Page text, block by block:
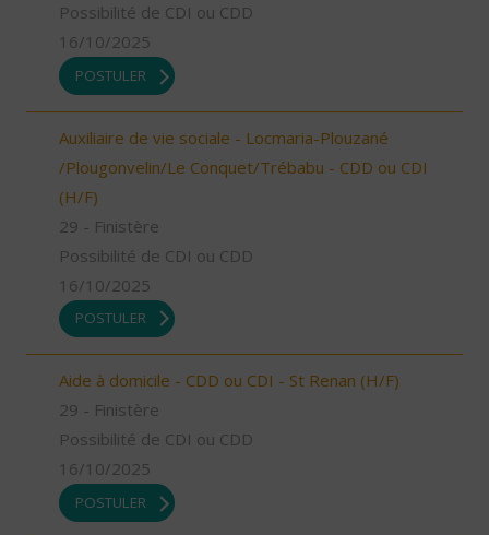
Possibilité de CDI ou CDD
16/10/2025
POSTULER
Auxiliaire de vie sociale - Locmaria-Plouzané
/Plougonvelin/Le Conquet/Trébabu - CDD ou CDI
(H/F)
29 - Finistère
Possibilité de CDI ou CDD
16/10/2025
POSTULER
Aide à domicile - CDD ou CDI - St Renan (H/F)
29 - Finistère
Possibilité de CDI ou CDD
16/10/2025
POSTULER